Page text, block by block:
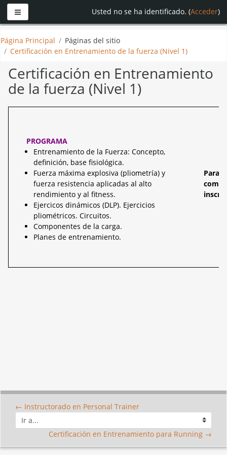
a
contenido
Panel lateral Usted no se ha identificado. (Acceder)
Página Principal
Páginas del sitio
Certificación en Entrenamiento de la fuerza (Nivel 1)
Certificación en Entrenamiento
de la fuerza (Nivel 1)
PROGRAMA
Entrenamiento de la Fuerza: Concepto,
definición, base fisiológica.
Fuerza máxima explosiva (pliometría) y
fuerza resistencia aplicadas al alto
rendimiento y al fitness.
Ejercicos dinámicos (DLP). Ejercicios
pliométricos. Circuitos.
Componentes de la carga.
Planes de entrenamiento.
Para
← Instructorado en Personal Trainer
a...
Certificación en Entrenamiento para Running →